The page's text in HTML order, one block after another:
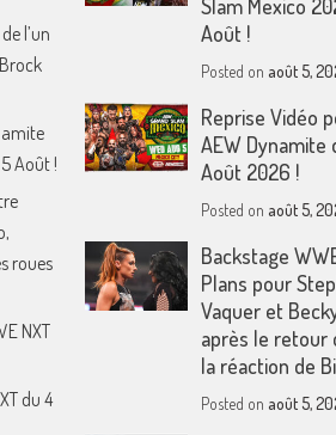
l’un
Août !
roues
NXT
du 4
Slam Mexico
Août !
Posted on août 5,
Reprise Vidéo
AEW Dynamite
Août 2026 !
Posted on août 5,
Backstage
Plans pour
Vaquer et
après le retour
la réaction de
Posted on août 5,